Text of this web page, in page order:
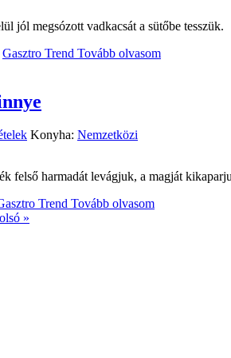
jól megsózott vadkacsát a sütőbe tesszük.
Gasztro Trend Tovább olvasom
Konyha: Nemzetközi
felső harmadát levágjuk, a magját
Trend Tovább olvasom
»